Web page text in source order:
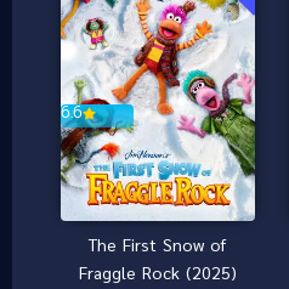
6.6
The First Snow of
Fraggle Rock (2025)